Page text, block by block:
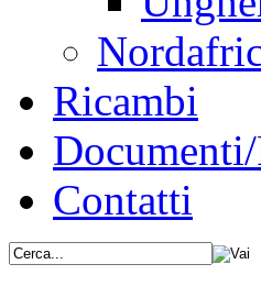
Ricambi
Contatti